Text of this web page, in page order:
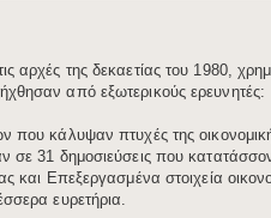
αρχές της δεκαετίας του 1980,
από εξωτερικούς ερευνητές:
που κάλυψαν πτυχές της
σε 31 δημοσιεύσεις που
και Eπεξεργασμένα στοιχεία
ευρετήρια.